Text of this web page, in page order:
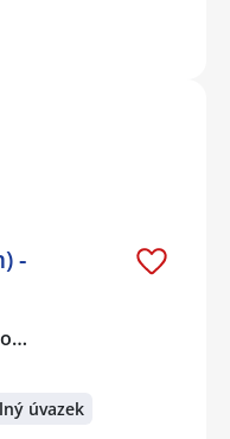
-
úvazek